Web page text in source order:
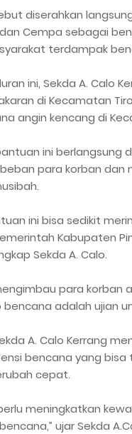
diserahkan
Cempa sebagai
terdampak
ini, Sekda A. Calo
di Kecamatan
angin kencang di
ini berlangsung
para korban
ini bisa sedikit
Kabupaten
Sekda A. Calo.
para korban
adalah ujian
A. Calo Kerrang
bencana yang
cepat.
meningkatkan
ujar Sekda